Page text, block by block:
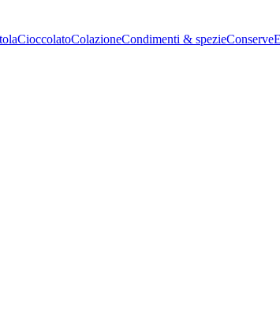
CioccolatoColazioneCondimenti & spezieConserve